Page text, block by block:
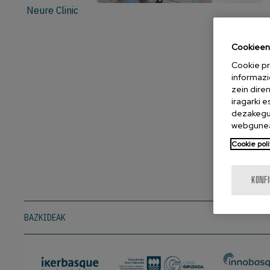
Neure Clinic
BAZKIDEAK
Cookie
zein
iragarki
Cookie